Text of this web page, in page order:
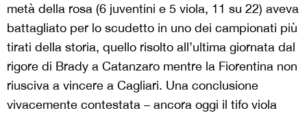
metà della rosa (6 juventini e 5 viola, 11 su 22) aveva
battagliato per lo scudetto in uno dei campionati più
tirati della storia, quello risolto all’ultima giornata dal
rigore di Brady a Catanzaro mentre la Fiorentina non
riusciva a vincere a Cagliari. Una conclusione
vivacemente contestata – ancora oggi il tifo viola